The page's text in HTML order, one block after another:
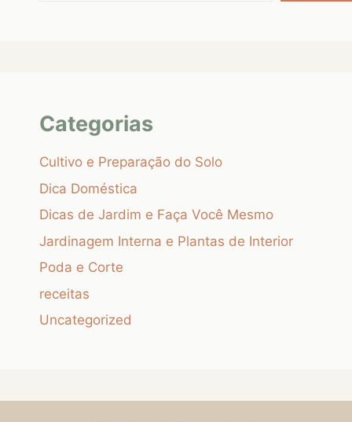
Categorias
Cultivo e Preparação do Solo
Dica Doméstica
Dicas de Jardim e Faça Você Mesmo
Jardinagem Interna e Plantas de Interior
Poda e Corte
receitas
Uncategorized